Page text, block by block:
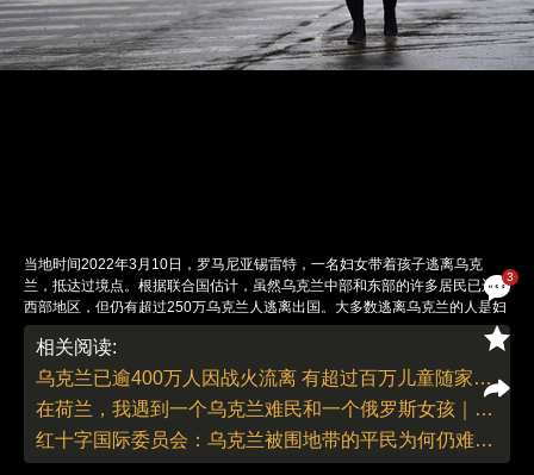
3
当地时间2022年3月10日，罗马尼亚锡雷特，一名妇女带着孩子逃离乌克
兰，抵达过境点。根据联合国估计，虽然乌克兰中部和东部的许多居民已迁往
西部地区，但仍有超过250万乌克兰人逃离出国。大多数逃离乌克兰的人是妇
女和儿童。乌克兰在2月24日实施戒严令后，乌克兰18至60岁的男性被禁止
离开。图：Clodagh Kilcoyne/IC PHOTO
责任编辑：曹艳 | 版面编辑：曹艳
相关阅读:
乌克兰已逾400万人因战火流离 有超过百万儿童随家人逃往国外
在荷兰，我遇到一个乌克兰难民和一个俄罗斯女孩｜亲历
红十字国际委员会：乌克兰被围地带的平民为何仍难以撤离